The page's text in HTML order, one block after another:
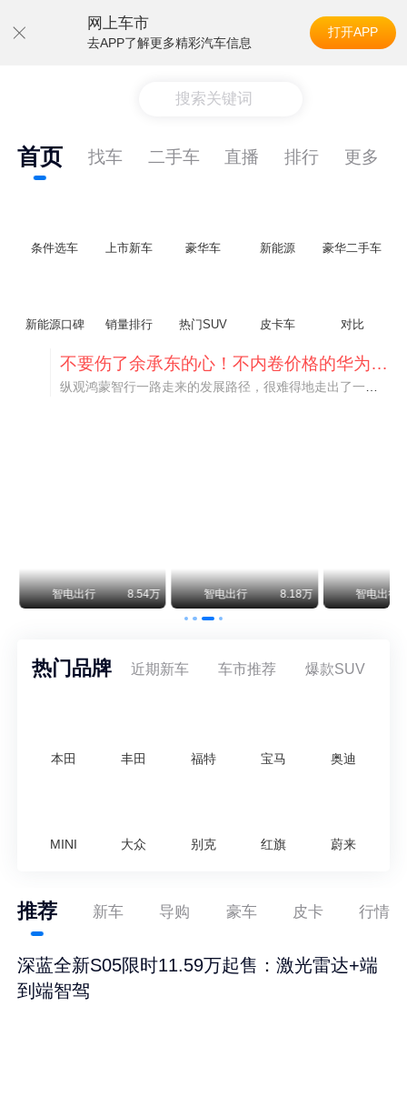
网上车市
去APP了解更多精彩汽车信息
打开APP
搜索关键词
首页 找车 二手车 直播 排行 更多
条件选车 上市新车 豪华车 新能源 豪华二手车
新能源口碑 销量排行 热门SUV 皮卡车 对比
不要伤了余承东的心！不内卷价格的华为，弥足珍贵！
智电出行 8.54万 智电出行 8.18万 智电出行
热门品牌 近期新车 车市推荐 爆款SUV
本田 丰田 福特 宝马 奥迪
MINI 大众 别克 红旗 蔚来
推荐 新车 导购 豪车 皮卡 行情
深蓝全新S05限时11.59万起售：激光雷达+端
到端智驾